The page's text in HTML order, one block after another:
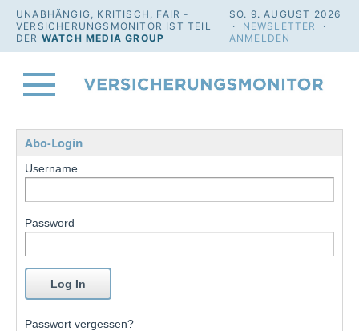
UNABHÄNGIG, KRITISCH, FAIR -
VERSICHERUNGSMONITOR IST TEIL
DER WATCH MEDIA GROUP
SO. 9. AUGUST 2026
· NEWSLETTER
·
ANMELDEN
Abo-Login
Username
Password
Passwort vergessen?